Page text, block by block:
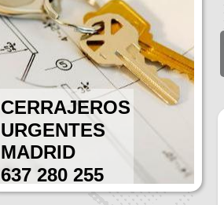
CERRAJEROS
URGENTES
MADRID
637 280 255